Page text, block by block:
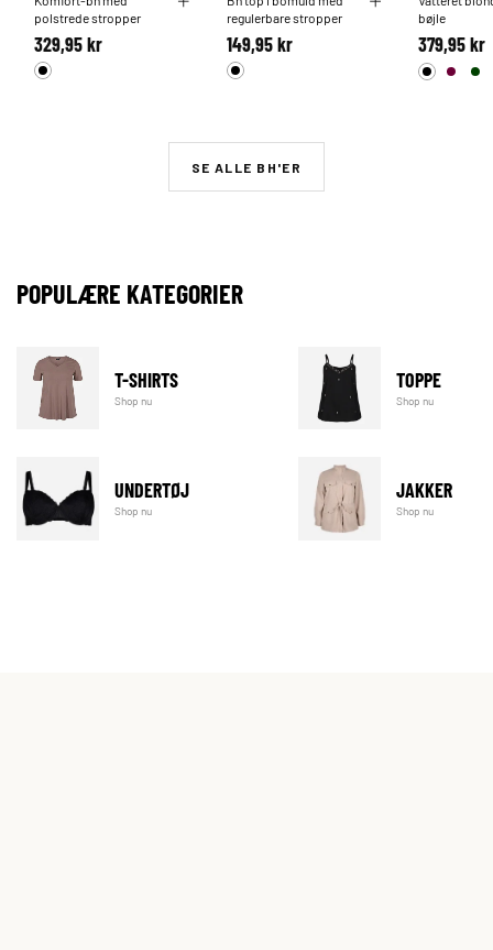
polstrede stropper
329,95 kr
regulerbare stropper
149,95 kr
bøjle
379,95 kr
SE ALLE BH'ER
POPULÆRE KATEGORIER
T-SHIRTS
Shop nu
TOPPE
Shop nu
UNDERTØJ
Shop nu
JAKKER
Shop nu